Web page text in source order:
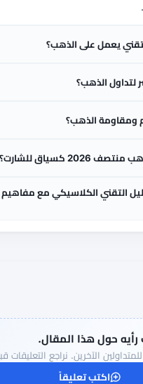
يعمل على الذهب؟
لتداول الذهب؟
ومقاومة الذهب؟
كسياق للشارت؟
التقني الكلاسيكي مع مفاهيم
حول هذا المقال.
الآخرين. نراجع التعليقات
اكتب تعليقاً